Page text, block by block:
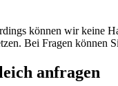
können wir keine
Bei Fragen können
anfragen